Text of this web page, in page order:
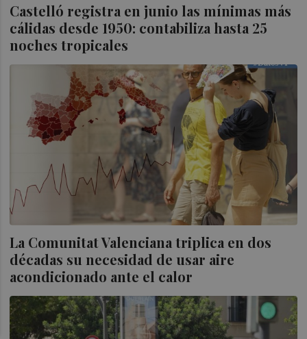
Castelló registra en junio las mínimas más
cálidas desde 1950: contabiliza hasta 25
noches tropicales
La Comunitat Valenciana triplica en dos
décadas su necesidad de usar aire
acondicionado ante el calor